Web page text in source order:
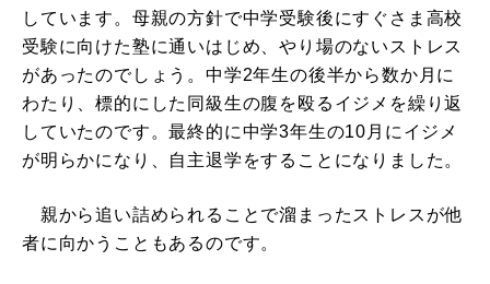
しています。母親の方針で中学受験後にすぐさま高校
受験に向けた塾に通いはじめ、やり場のないストレス
があったのでしょう。中学2年生の後半から数か月に
わたり、標的にした同級生の腹を殴るイジメを繰り返
していたのです。最終的に中学3年生の10月にイジメ
が明らかになり、自主退学をすることになりました。
親から追い詰められることで溜まったストレスが他
者に向かうこともあるのです。